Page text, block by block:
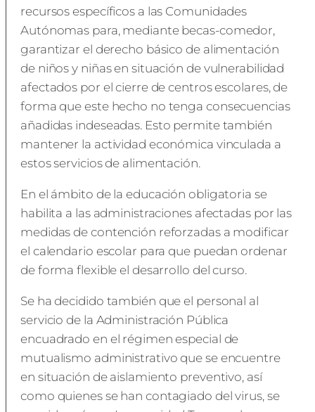
recursos específicos a las Comunidades
Autónomas para, mediante becas-comedor,
garantizar el derecho básico de alimentación
de niños y niñas en situación de vulnerabilidad
afectados por el cierre de centros escolares, de
forma que este hecho no tenga consecuencias
añadidas indeseadas. Esto permite también
mantener la actividad económica vinculada a
estos servicios de alimentación.
En el ámbito de la educación obligatoria se
habilita a las administraciones afectadas por las
medidas de contención reforzadas a modificar
el calendario escolar para que puedan ordenar
de forma flexible el desarrollo del curso.
Se ha decidido también que el personal al
servicio de la Administración Pública
encuadrado en el régimen especial de
mutualismo administrativo que se encuentre
en situación de aislamiento preventivo, así
como quienes se han contagiado del virus, se